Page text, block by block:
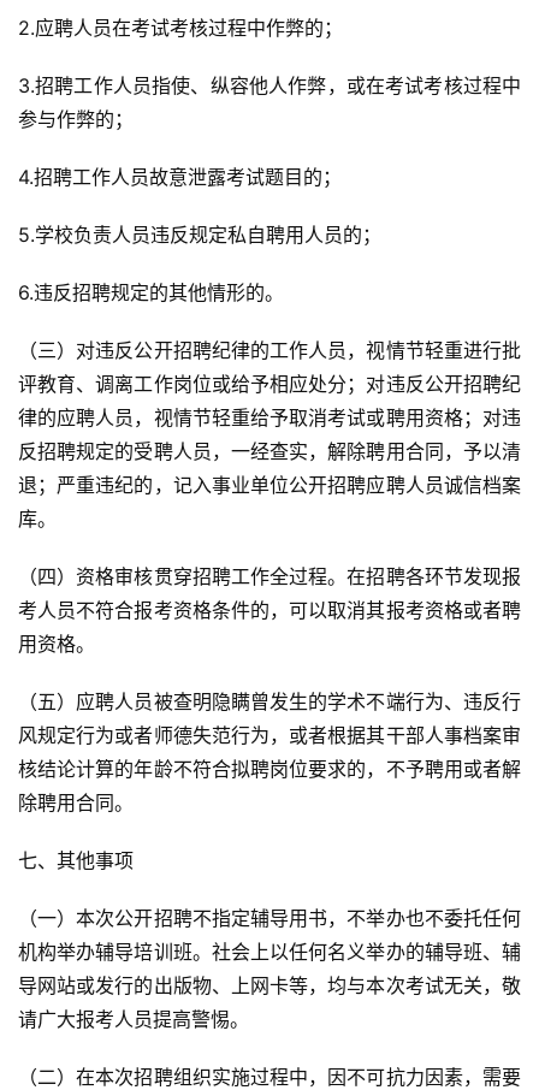
2.应聘人员在考试考核过程中作弊的；
3.招聘工作人员指使、纵容他人作弊，或在考试考核过程中
参与作弊的；
4.招聘工作人员故意泄露考试题目的；
5.学校负责人员违反规定私自聘用人员的；
6.违反招聘规定的其他情形的。
（三）对违反公开招聘纪律的工作人员，视情节轻重进行批
评教育、调离工作岗位或给予相应处分；对违反公开招聘纪
律的应聘人员，视情节轻重给予取消考试或聘用资格；对违
反招聘规定的受聘人员，一经查实，解除聘用合同，予以清
退；严重违纪的，记入事业单位公开招聘应聘人员诚信档案
库。
（四）资格审核贯穿招聘工作全过程。在招聘各环节发现报
考人员不符合报考资格条件的，可以取消其报考资格或者聘
用资格。
（五）应聘人员被查明隐瞒曾发生的学术不端行为、违反行
风规定行为或者师德失范行为，或者根据其干部人事档案审
核结论计算的年龄不符合拟聘岗位要求的，不予聘用或者解
除聘用合同。
七、其他事项
（一）本次公开招聘不指定辅导用书，不举办也不委托任何
机构举办辅导培训班。社会上以任何名义举办的辅导班、辅
导网站或发行的出版物、上网卡等，均与本次考试无关，敬
请广大报考人员提高警惕。
（二）在本次招聘组织实施过程中，因不可抗力因素，需要